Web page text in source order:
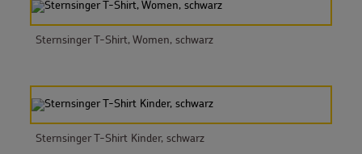
Sternsinger T-Shirt, Women, schwarz
Sternsinger T-Shirt Kinder, schwarz